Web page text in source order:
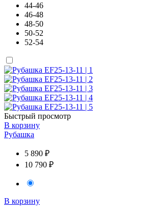
44-46
46-48
48-50
50-52
52-54
Быстрый просмотр
В корзину
Рубашка
5 890 ₽
10 790 ₽
В корзину